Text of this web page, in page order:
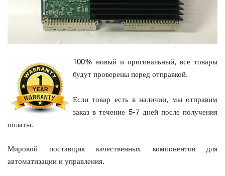
100% новый и оригинальный, все товары
будут проверены перед отправкой.
Если товар есть в наличии, мы отправим
заказ в течение 5-7 дней после получения
оплаты.
Мировой поставщик качественных компонентов для
автоматизации и управления.